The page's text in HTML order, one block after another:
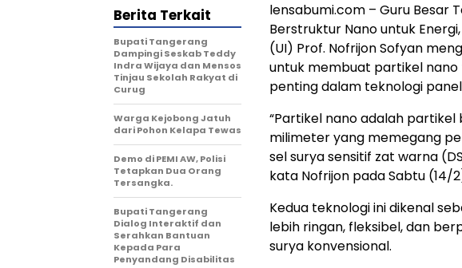
lensabumi.com – Guru Besar
Berstruktur Nano untuk
(UI) Prof. Nofrijon Sofyan
untuk membuat partikel nano
penting dalam teknologi
“Partikel nano adalah
milimeter yang memegang
sel surya sensitif zat warna
kata Nofrijon pada Sabtu (14/
Kedua teknologi ini dikenal
lebih ringan, fleksibel, dan
surya konvensional.
Berita Terkait
Bupati Tangerang
Dampingi Seskab Teddy
Indra Wijaya dan Mensos
Tinjau Sekolah Rakyat di
Curug
Warga Kejobong Jatuh
dari Pohon Kelapa Tewas
Demo di PEMI AW, Polisi
Tetapkan Dua Orang
Tersangka.
Bupati Tangerang
Dialog Interaktif dan
Serahkan Bantuan
Kepada Para
Penyandang Disabilitas